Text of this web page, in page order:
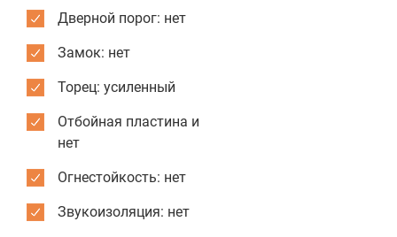
Дверной порог: нет
Замок: нет
Торец: усиленный
Отбойная пластина из нержавеющей стали:
нет
Огнестойкость: нет
Звукоизоляция: нет